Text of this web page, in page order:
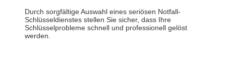
Durch sorgfältige Auswahl eines seriösen Notfall-
Schlüsseldienstes stellen Sie sicher, dass Ihre
Schlüsselprobleme schnell und professionell gelöst
werden.